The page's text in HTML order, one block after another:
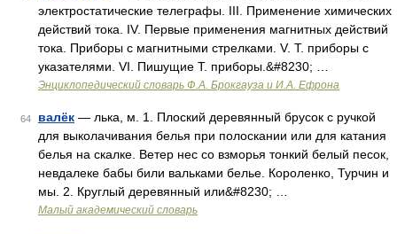
электростатические телеграфы. III. Применение химических
действий тока. IV. Первые применения магнитных действий
тока. Приборы с магнитными стрелками. V. Т. приборы с
указателями. VI. Пишущие Т. приборы.&#8230; …
Энциклопедический словарь Ф.А. Брокгауза и И.А. Ефрона
64 валёк — лька, м. 1. Плоский деревянный брусок с ручкой
для выколачивания белья при полоскании или для катания
белья на скалке. Ветер нес со взморья тонкий белый песок,
невдалеке бабы били вальками белье. Короленко, Турчин и
мы. 2. Круглый деревянный или&#8230; …
Малый академический словарь